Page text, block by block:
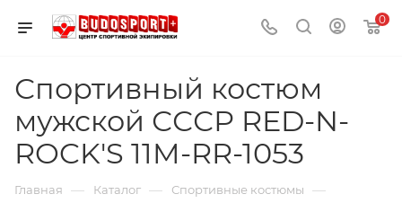
0
Спортивный костюм
мужской СССР RED-N-
ROCK'S 11M-RR-1053
Главная — Каталог — Спортивные костюмы —